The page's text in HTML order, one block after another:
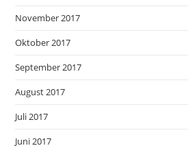
November 2017
Oktober 2017
September 2017
August 2017
Juli 2017
Juni 2017